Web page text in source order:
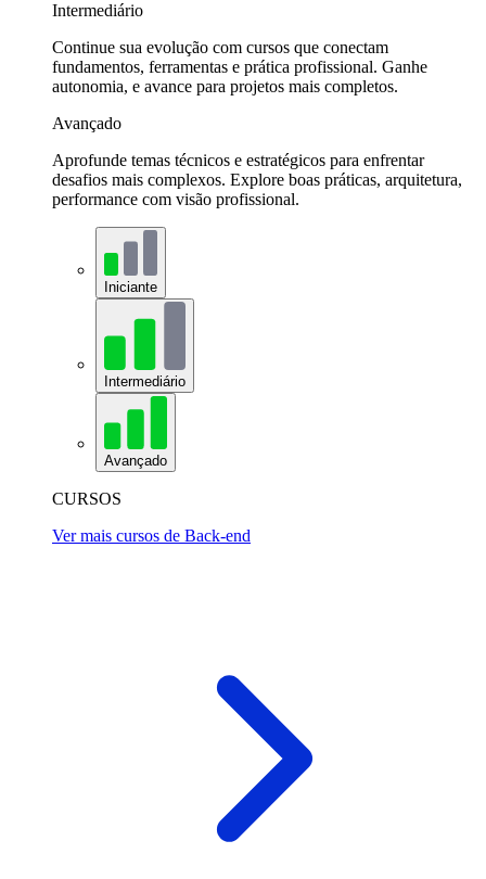
Intermediário
Continue sua evolução com cursos que conectam
fundamentos, ferramentas e prática profissional. Ganhe
autonomia, e avance para projetos mais completos.
Avançado
Aprofunde temas técnicos e estratégicos para enfrentar
desafios mais complexos. Explore boas práticas, arquitetura,
performance com visão profissional.
Iniciante
Intermediário
Avançado
CURSOS
Ver mais cursos de Back-end